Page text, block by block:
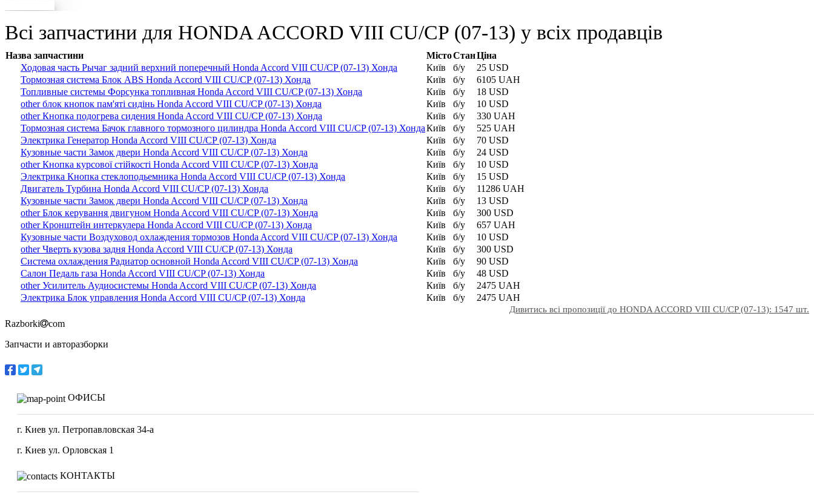
Всі запчастини для HONDA ACCORD VIII CU/CP (07-13) у всіх продавців
Назва запчастини МістоСтанЦіна
Ходовая часть Рычаг задний верхний поперечный Honda Accord VIII CU/CP (07-13) Хонда
Київ б/у
25 USD
Тормозная система Блок ABS Honda Accord VIII CU/CP (07-13) Хонда
Київ б/у
6105 UAH
Топливные системы Форсунка топливная Honda Accord VIII CU/CP (07-13) Хонда
Київ б/у
18 USD
other блок кнопок пам'яті сидінь Honda Accord VIII CU/CP (07-13) Хонда
Київ б/у
10 USD
other Кнопка подогрева сидения Honda Accord VIII CU/CP (07-13) Хонда
Київ б/у
330 UAH
Тормозная система Бачок главного тормозного цилиндра Honda Accord VIII CU/CP (07-13) ХондаКиїв б/у
525 UAH
Электрика Генератор Honda Accord VIII CU/CP (07-13) Хонда
Київ б/у
70 USD
Кузовные части Замок двери Honda Accord VIII CU/CP (07-13) Хонда
Київ б/у
24 USD
other Кнопка курсової стійкості Honda Accord VIII CU/CP (07-13) Хонда
Київ б/у
10 USD
Электрика Кнопка стеклоподьемника Honda Accord VIII CU/CP (07-13) Хонда
Київ б/у
15 USD
Двигатель Турбина Honda Accord VIII CU/CP (07-13) Хонда
Київ б/у
11286 UAH
Кузовные части Замок двери Honda Accord VIII CU/CP (07-13) Хонда
Київ б/у
13 USD
other Блок керування двигуном Honda Accord VIII CU/CP (07-13) Хонда
Київ б/у
300 USD
other Кронштейн интеркулера Honda Accord VIII CU/CP (07-13) Хонда
Київ б/у
657 UAH
Кузовные части Воздуховод охлаждения тормозов Honda Accord VIII CU/CP (07-13) Хонда
Київ б/у
10 USD
other Чверть кузова задня Honda Accord VIII CU/CP (07-13) Хонда
Київ б/у
300 USD
Система охлаждения Радиатор основной Honda Accord VIII CU/CP (07-13) Хонда
Київ б/у
90 USD
Салон Педаль газа Honda Accord VIII CU/CP (07-13) Хонда
Київ б/у
48 USD
other Усилитель Аудиосистемы Honda Accord VIII CU/CP (07-13) Хонда
Київ б/у
2475 UAH
Электрика Блок управления Honda Accord VIII CU/CP (07-13) Хонда
Київ б/у 2475 UAH
Дивитись всі пропозиції до HONDA ACCORD VIII CU/CP (07-13): 1547 шт.
Razborki
com
Запчасти и авторазборки
ОФИСЫ
г. Киев ул. Петропавловская 34-а
г. Киев ул. Орловская 1
КОНТАКТЫ